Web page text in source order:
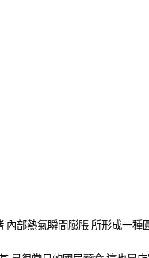
內部熱氣瞬間膨脹 所形成一種